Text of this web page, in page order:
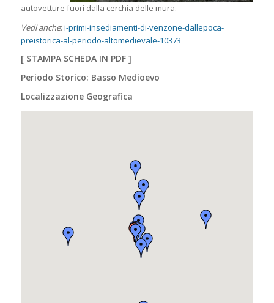
autovetture fuori dalla cerchia delle mura.
Vedi anche: i-primi-insediamenti-di-venzone-dallepoca-
preistorica-al-periodo-altomedievale-10373
[ STAMPA SCHEDA IN PDF]
Periodo Storico: Basso Medioevo
Localizzazione Geografica